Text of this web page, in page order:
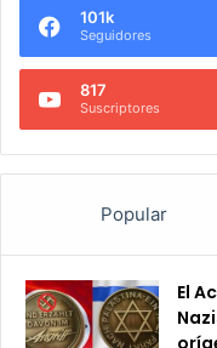
101k
Seguidores
817
Suscriptores
Popular
El